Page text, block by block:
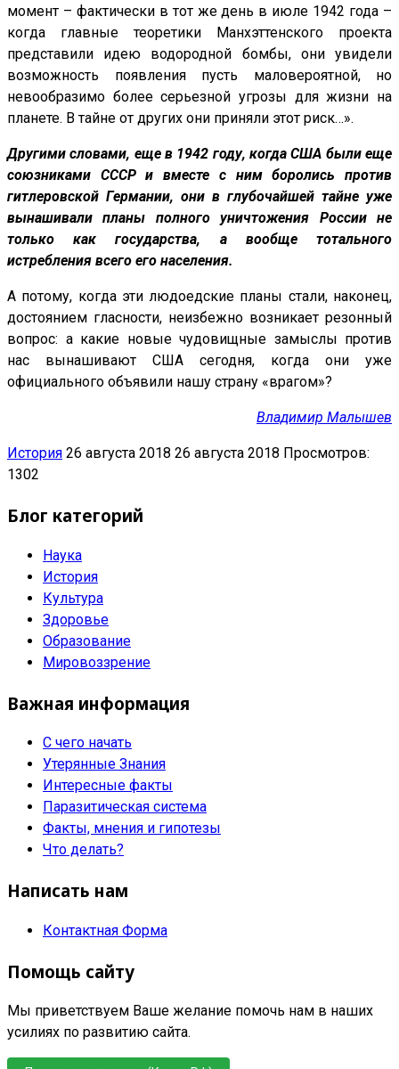
момент – фактически в тот же день в июле 1942 года –
когда главные теоретики Манхэттенского проекта
представили идею водородной бомбы, они увидели
возможность появления пусть маловероятной, но
невообразимо более серьезной угрозы для жизни на
планете. В тайне от других они приняли этот риск…».
Другими словами, еще в 1942 году, когда США были еще
союзниками СССР и вместе с ним боролись против
гитлеровской Германии, они в глубочайшей тайне уже
вынашивали планы полного уничтожения России не
только как государства, а вообще тотального
истребления всего его населения.
А потому, когда эти людоедские планы стали, наконец,
достоянием гласности, неизбежно возникает резонный
вопрос: а какие новые чудовищные замыслы против
нас вынашивают США сегодня, когда они уже
официального объявили нашу страну «врагом»?
Владимир Малышев
История 26 августа 2018 26 августа 2018 Просмотров:
1302
Блог категорий
Наука
История
Культура
Здоровье
Образование
Мировоззрение
Важная информация
С чего начать
Утерянные Знания
Интересные факты
Паразитическая система
Факты, мнения и гипотезы
Что делать?
Написать нам
Контактная Форма
Помощь сайту
Мы приветствуем Ваше желание помочь нам в наших
усилиях по развитию сайта.